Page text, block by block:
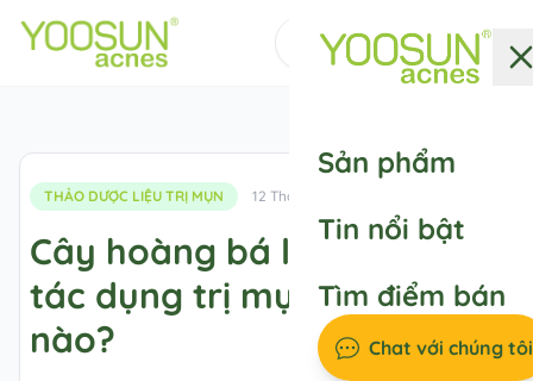
Messenger
Sản phẩm
Tin nổi bật
Tìm điểm bán
Chat với chúng tôi
THẢO DƯỢC LIỆU TRỊ MỤN 12 Tháng 03, 2024
Cây hoàng bá là cây gì? Có
tác dụng trị mụn như thế
nào?